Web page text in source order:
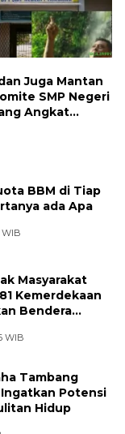
Juga Mantan
SMP Negeri
Angkat
BBM di Tiap
ada Apa
WIB
Masyarakat
Kemerdekaan
Bendera
WIB
Tambang
Ingatkan Potensi
Hidup